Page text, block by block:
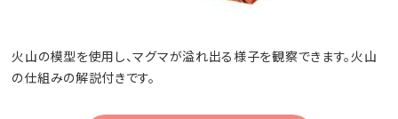
火山の模型を使用し、マグマが溢れ出る様子を観察できます。火山
の仕組みの解説付きです。